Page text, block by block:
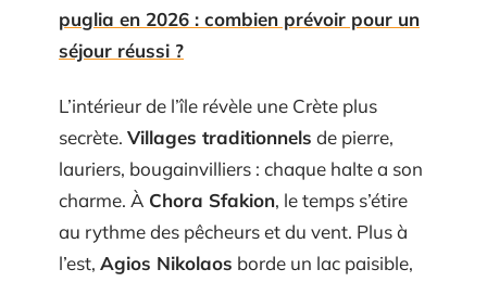
puglia en 2026 : combien prévoir pour un
séjour réussi ?
L’intérieur de l’île révèle une Crète plus
secrète. Villages traditionnels de pierre,
lauriers, bougainvilliers : chaque halte a son
charme. À Chora Sfakion, le temps s’étire
au rythme des pêcheurs et du vent. Plus à
l’est, Agios Nikolaos borde un lac paisible,